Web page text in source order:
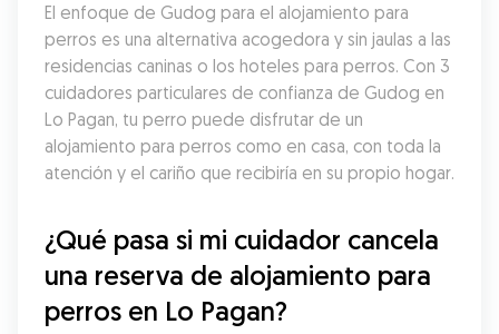
El enfoque de Gudog para el alojamiento para
perros es una alternativa acogedora y sin jaulas a las
residencias caninas o los hoteles para perros. Con 3
cuidadores particulares de confianza de Gudog en
Lo Pagan, tu perro puede disfrutar de un
alojamiento para perros como en casa, con toda la
atención y el cariño que recibiría en su propio hogar.
¿Qué pasa si mi cuidador cancela
una reserva de alojamiento para
perros en Lo Pagan?